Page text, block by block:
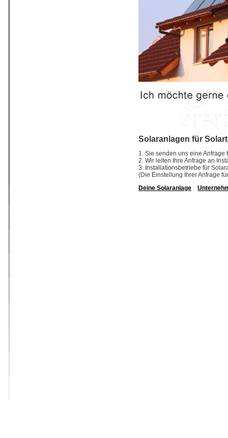
Solaranlagen für
1. Sie senden uns eine
2. Wir leiten Ihre Anfrage an
3. Installationsbetriebe für
(Die Einstellung Ihrer Anfrage
Deine Solaranlage